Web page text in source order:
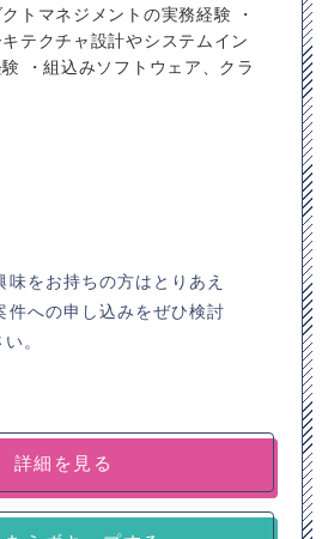
トマネジメントの実務経験 ・
テクチャ設計やシステムイン
・組込みソフトウェア、クラ
をお持ちの方はとりあえ
件への申し込みをぜひ検討
。
詳細を見る